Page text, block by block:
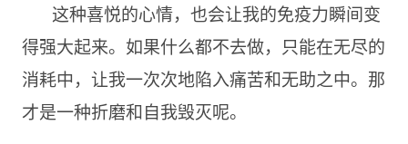
这种喜悦的心情，也会让我的免疫力瞬间变
得强大起来。如果什么都不去做，只能在无尽的
消耗中，让我一次次地陷入痛苦和无助之中。那
才是一种折磨和自我毁灭呢。